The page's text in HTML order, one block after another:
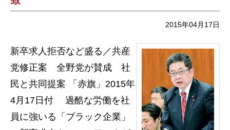
2015年04月17日
新卒求人拒否など盛る／共産
党修正案 全野党が賛成 社
民と共同提案 「赤旗」2015年
4月17日付 過酷な労働を社
員に強いる「ブラック企業」